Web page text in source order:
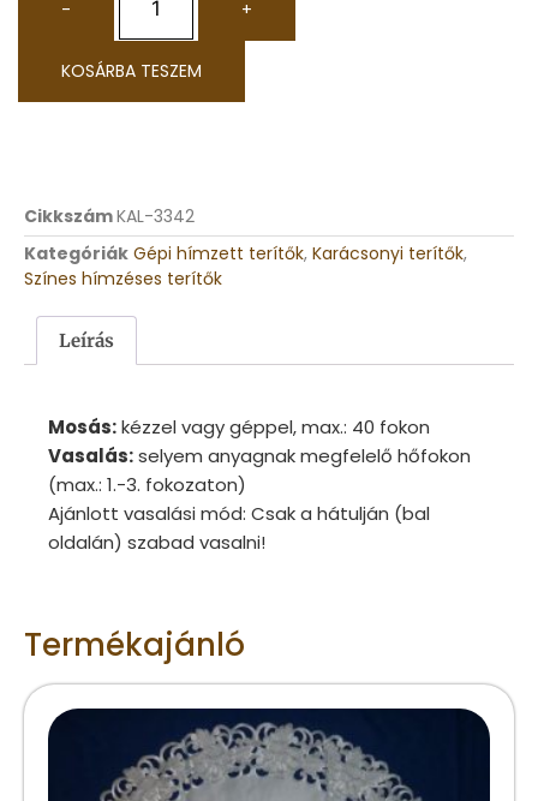
- +
KOSÁRBA TESZEM
CikkszámKAL-3342
Kategóriák Gépi hímzett terítők, Karácsonyi terítők,
Színes hímzéses terítők
Leírás
Mosás:kézzel vagy géppel, max.: 40 fokon
Vasalás:selyem anyagnak megfelelő hőfokon
(max.: 1.-3. fokozaton)
Ajánlott vasalási mód: Csak a hátulján (bal
oldalán) szabad vasalni!
Termékajánló